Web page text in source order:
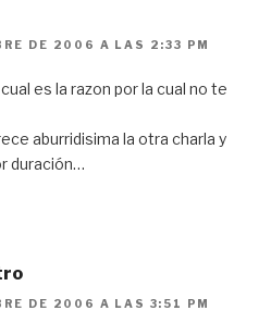
DE 2006 A LAS 2:33 PM
es la razon por la cual no te
aburridisima la otra charla y
duración…
DE 2006 A LAS 3:51 PM